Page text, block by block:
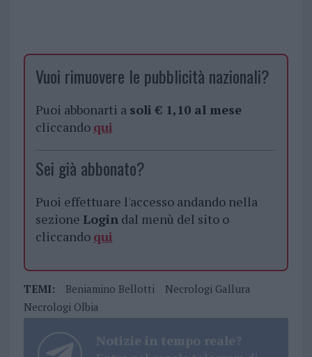
Vuoi rimuovere le pubblicità nazionali?
Puoi abbonarti a soli € 1,10 al mese
cliccando qui
Sei già abbonato?
Puoi effettuare l'accesso andando nella
sezione Logindal menù del sito o
cliccando qui
TEMI: Beniamino Bellotti
Necrologi Gallura
Necrologi Olbia
Notizie in tempo reale?